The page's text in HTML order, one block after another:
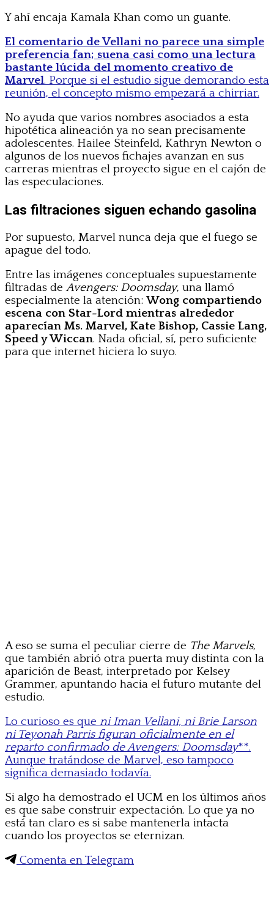
Y ahí encaja Kamala Khan como un guante.
El comentario de Vellani no parece una simple
preferencia fan; suena casi como una lectura
bastante lúcida del momento creativo de
Marvel. Porque si el estudio sigue demorando esta
reunión, el concepto mismo empezará a chirriar.
No ayuda que varios nombres asociados a esta
hipotética alineación ya no sean precisamente
adolescentes. Hailee Steinfeld, Kathryn Newton o
algunos de los nuevos fichajes avanzan en sus
carreras mientras el proyecto sigue en el cajón de
las especulaciones.
Las filtraciones siguen echando gasolina
Por supuesto, Marvel nunca deja que el fuego se
apague del todo.
Entre las imágenes conceptuales supuestamente
filtradas deAvengers: Doomsday, una llamó
especialmente la atención:Wong compartiendo
escena con Star-Lord mientras alrededor
aparecían Ms. Marvel, Kate Bishop, Cassie Lang,
Speed y Wiccan. Nada oficial, sí, pero suficiente
para que internet hiciera lo suyo.
A eso se suma el peculiar cierre de The Marvels,
que también abrió otra puerta muy distinta con la
aparición de Beast, interpretado por Kelsey
Grammer, apuntando hacia el futuro mutante del
estudio.
Lo curioso es que ni Iman Vellani, ni Brie Larson
ni Teyonah Parris figuran oficialmente en el
reparto confirmado de Avengers: Doomsday**.
Aunque tratándose de Marvel, eso tampoco
significa demasiado todavía.
Si algo ha demostrado el UCM en los últimos años
es que sabe construir expectación. Lo que ya no
está tan claro es si sabe mantenerla intacta
cuando los proyectos se eternizan.
Comenta en Telegram